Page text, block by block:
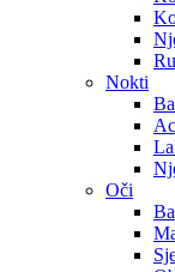
Nokti
Oči